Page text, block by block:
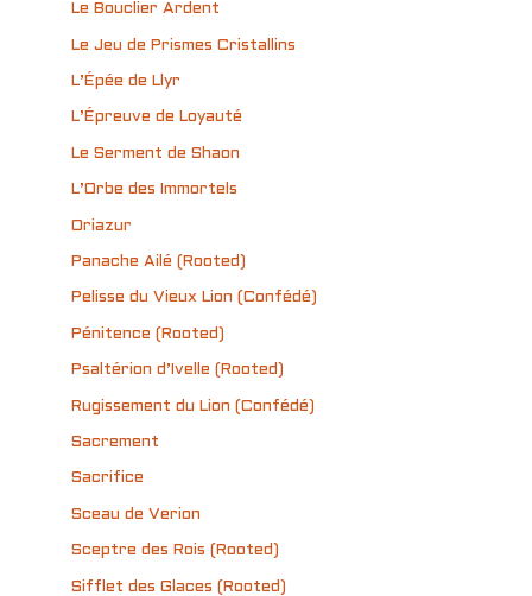
Le Bouclier Ardent
Le Jeu de Prismes Cristallins
L’Épée de Llyr
L’Épreuve de Loyauté
Le Serment de Shaon
L’Orbe des Immortels
Oriazur
Panache Ailé (Rooted)
Pelisse du Vieux Lion (Confédé)
Pénitence (Rooted)
Psaltérion d’Ivelle (Rooted)
Rugissement du Lion (Confédé)
Sacrement
Sacrifice
Sceau de Verion
Sceptre des Rois (Rooted)
Sifflet des Glaces (Rooted)